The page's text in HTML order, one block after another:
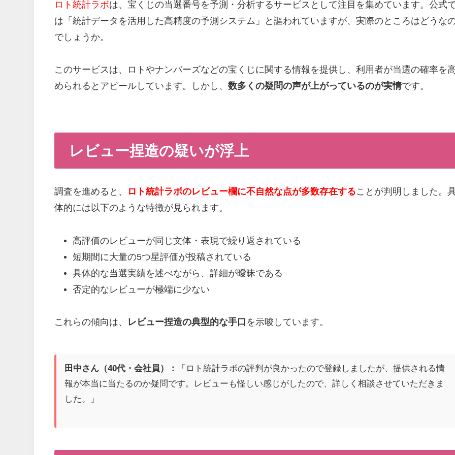
ロト統計ラボは、宝くじの当選番号を予測・分析するサービスとして注目を集めています。公式
は「統計データを活用した高精度の予測システム」と謳われていますが、実際のところはどうな
でしょうか。
このサービスは、ロトやナンバーズなどの宝くじに関する情報を提供し、利用者が当選の確率を
められるとアピールしています。しかし、数多くの疑問の声が上がっているのが実情です。
レビュー捏造の疑いが浮上
調査を進めると、 ロト統計ラボのレビュー欄に不自然な点が多数存在することが判明しました。
体的には以下のような特徴が見られます。
高評価のレビューが同じ文体・表現で繰り返されている
短期間に大量の5つ星評価が投稿されている
具体的な当選実績を述べながら、詳細が曖昧である
否定的なレビューが極端に少ない
これらの傾向は、 レビュー捏造の典型的な手口 を示唆しています。
田中さん（40代・会社員）：
「ロト統計ラボの評判が良かったので登録しましたが、提供される情
報が本当に当たるのか疑問です。レビューも怪しい感じがしたので、詳しく相談させていただきま
した。」